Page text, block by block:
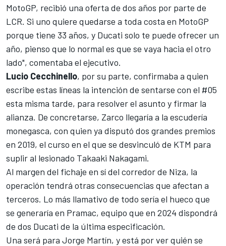
MotoGP, recibió una oferta de dos años por parte de
LCR. Si uno quiere quedarse a toda costa en MotoGP
porque tiene 33 años, y Ducati solo te puede ofrecer un
año, pienso que lo normal es que se vaya hacia el otro
lado", comentaba el ejecutivo.
Lucio Cecchinello, por su parte, confirmaba a quien
escribe estas líneas la intención de sentarse con el #05
esta misma tarde, para resolver el asunto y firmar la
alianza. De concretarse, Zarco llegaría a la escudería
monegasca, con quien ya disputó dos grandes premios
en 2019, el curso en el que se desvinculó de KTM para
suplir al lesionado Takaaki Nakagami.
Al margen del fichaje en sí del corredor de Niza, la
operación tendrá otras consecuencias que afectan a
terceros. Lo más llamativo de todo sería el hueco que
se generaría en Pramac, equipo que en 2024 dispondrá
de dos Ducati de la última especificación.
Una será para Jorge Martín, y está por ver quién se